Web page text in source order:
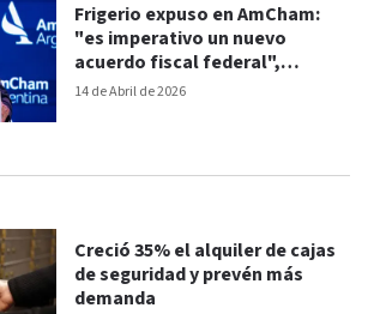
14 de Abril de 2026
Frigerio expuso en AmCham:
"es imperativo un nuevo
acuerdo fiscal federal",
remarcó
Creció 35% el alquiler de cajas
de seguridad y prevén más
demanda